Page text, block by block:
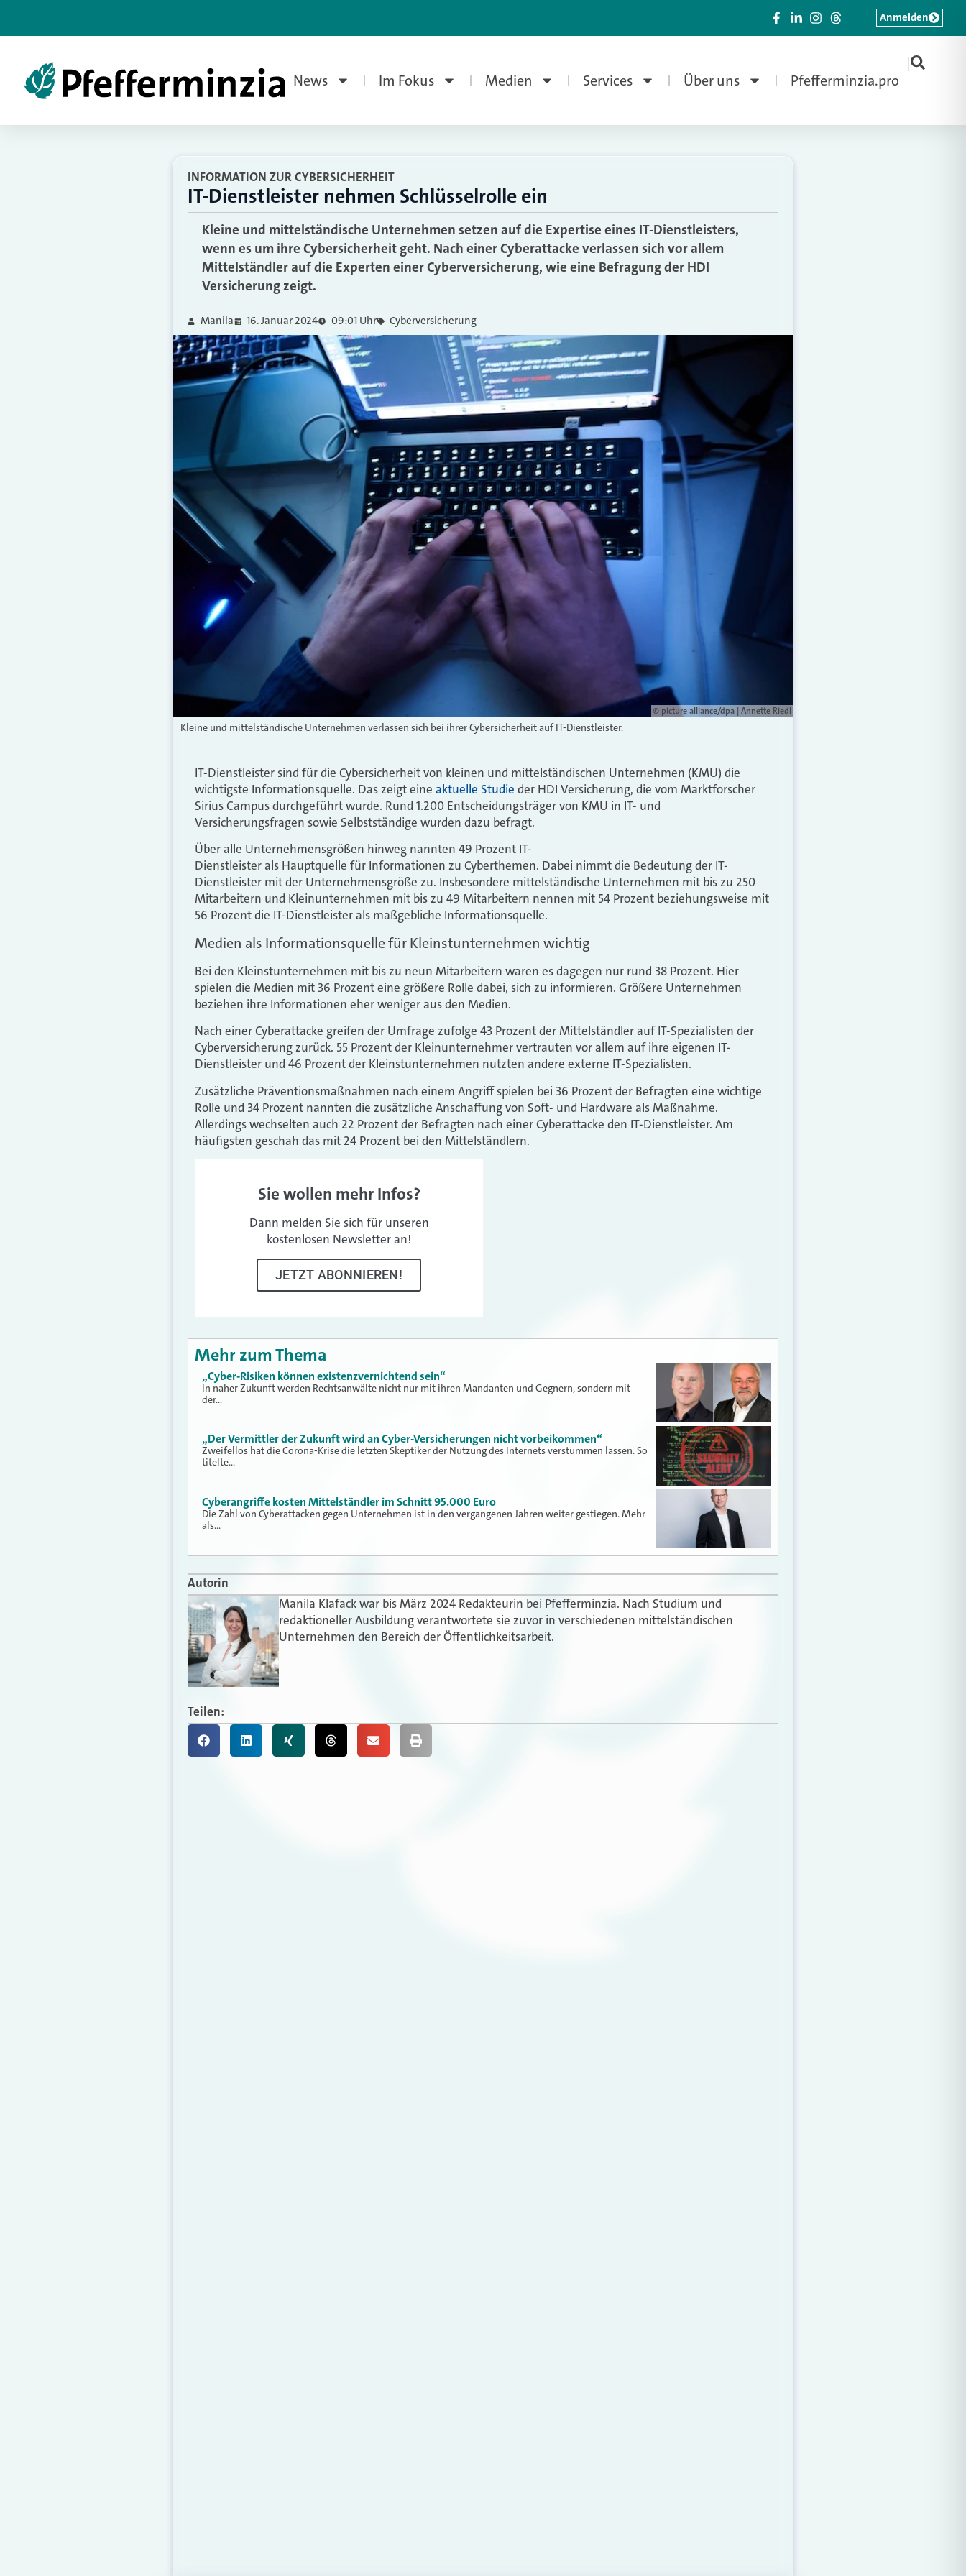
News Im Fokus Medien Services Über uns Pfefferminzia.pro
|
Anmelden
INFORMATION ZUR CYBERSICHERHEIT
IT-Dienstleister nehmen Schlüsselrolle ein
Kleine und mittelständische Unternehmen setzen auf die Expertise eines IT-Dienstleisters,
wenn es um ihre Cybersicherheit geht. Nach einer Cyberattacke verlassen sich vor allem
Mittelständler auf die Experten einer Cyberversicherung, wie eine Befragung der HDI
Versicherung zeigt.
Manila 16. Januar 2024 09:01 Uhr Cyberversicherung
© picture alliance/dpa | Annette Riedl
Kleine und mittelständische Unternehmen verlassen sich bei ihrer Cybersicherheit auf IT-Dienstleister.
IT-Dienstleister sind für die Cybersicherheit von kleinen und mittelständischen Unternehmen (KMU) die
wichtigste Informationsquelle. Das zeigt eine aktuelle Studie der HDI Versicherung, die vom Marktforscher
Sirius Campus durchgeführt wurde. Rund 1.200 Entscheidungsträger von KMU in IT- und
Versicherungsfragen sowie Selbstständige wurden dazu befragt.
Über alle Unternehmensgrößen hinweg nannten 49 Prozent IT-
Dienstleister als Hauptquelle für Informationen zu Cyberthemen. Dabei nimmt die Bedeutung der IT-
Dienstleister mit der Unternehmensgröße zu. Insbesondere mittelständische Unternehmen mit bis zu 250
Mitarbeitern und Kleinunternehmen mit bis zu 49 Mitarbeitern nennen mit 54 Prozent beziehungsweise mit
56 Prozent die IT-Dienstleister als maßgebliche Informationsquelle.
Medien als Informationsquelle für Kleinstunternehmen wichtig
Bei den Kleinstunternehmen mit bis zu neun Mitarbeitern waren es dagegen nur rund 38 Prozent. Hier
spielen die Medien mit 36 Prozent eine größere Rolle dabei, sich zu informieren. Größere Unternehmen
beziehen ihre Informationen eher weniger aus den Medien.
Nach einer Cyberattacke greifen der Umfrage zufolge 43 Prozent der Mittelständler auf IT-Spezialisten der
Cyberversicherung zurück. 55 Prozent der Kleinunternehmer vertrauten vor allem auf ihre eigenen IT-
Dienstleister und 46 Prozent der Kleinstunternehmen nutzten andere externe IT-Spezialisten.
Zusätzliche Präventionsmaßnahmen nach einem Angriff spielen bei 36 Prozent der Befragten eine wichtige
Rolle und 34 Prozent nannten die zusätzliche Anschaffung von Soft- und Hardware als Maßnahme.
Allerdings wechselten auch 22 Prozent der Befragten nach einer Cyberattacke den IT-Dienstleister. Am
häufigsten geschah das mit 24 Prozent bei den Mittelständlern.
Sie wollen mehr Infos?
Dann melden Sie sich für unseren
kostenlosen Newsletter an!
JETZT ABONNIEREN!
Mehr zum Thema
„Cyber-Risiken können existenzvernichtend sein“
In naher Zukunft werden Rechtsanwälte nicht nur mit ihren Mandanten und Gegnern, sondern mit
der…
„Der Vermittler der Zukunft wird an Cyber-Versicherungen nicht vorbeikommen“
Zweifellos hat die Corona-Krise die letzten Skeptiker der Nutzung des Internets verstummen lassen. So
titelte…
Cyberangriffe kosten Mittelständler im Schnitt 95.000 Euro
Die Zahl von Cyberattacken gegen Unternehmen ist in den vergangenen Jahren weiter gestiegen. Mehr
als…
Autorin
Manila Klafack war bis März 2024 Redakteurin bei Pfefferminzia. Nach Studium und
redaktioneller Ausbildung verantwortete sie zuvor in verschiedenen mittelständischen
Unternehmen den Bereich der Öffentlichkeitsarbeit.
Teilen: